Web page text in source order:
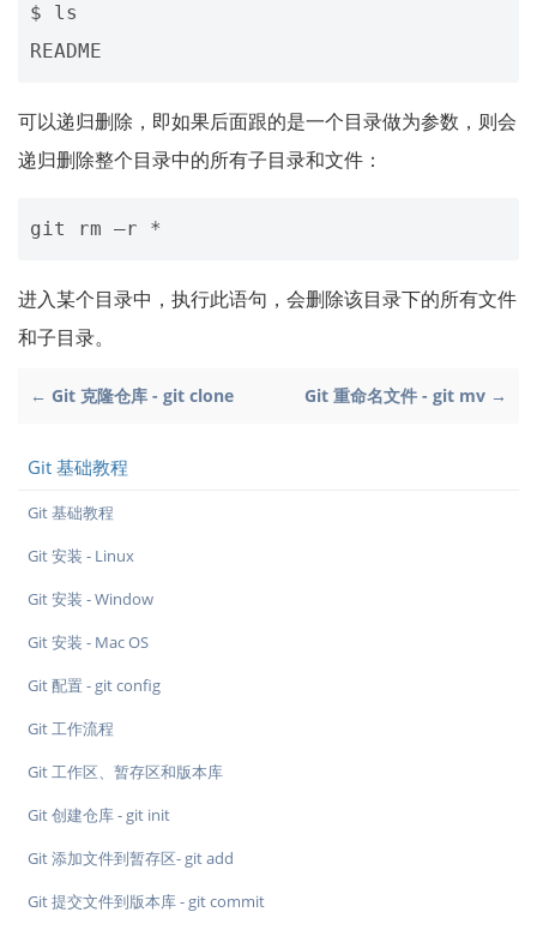
$ ls
可以递归删除，即如果后面跟的是一个目录做为参数，则会
递归删除整个目录中的所有子目录和文件：
进入某个目录中，执行此语句，会删除该目录下的所有文件
和子目录。
← Git 克隆仓库 - git clone Git 重命名文件 - git mv →
Git 基础教程
Git 基础教程
Git 安装 - Linux
Git 安装 - Window
Git 安装 - Mac OS
Git 配置 - git config
Git 工作流程
Git 工作区、暂存区和版本库
Git 创建仓库 - git init
Git 添加文件到暂存区- git add
Git 提交文件到版本库 - git commit